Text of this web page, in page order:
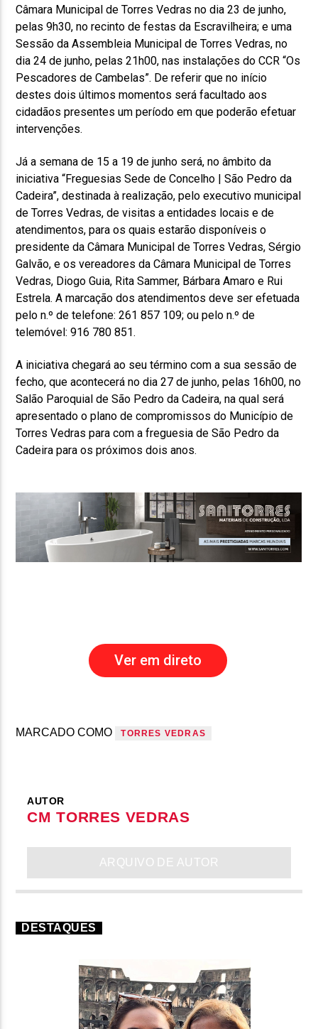
Câmara Municipal de Torres Vedras no dia 23 de junho,
pelas 9h30, no recinto de festas da Escravilheira; e uma
Sessão da Assembleia Municipal de Torres Vedras, no
dia 24 de junho, pelas 21h00, nas instalações do CCR “Os
Pescadores de Cambelas”. De referir que no início
destes dois últimos momentos será facultado aos
cidadãos presentes um período em que poderão efetuar
intervenções.
Já a semana de 15 a 19 de junho será, no âmbito da
iniciativa “Freguesias Sede de Concelho | São Pedro da
Cadeira”, destinada à realização, pelo executivo municipal
de Torres Vedras, de visitas a entidades locais e de
atendimentos, para os quais estarão disponíveis o
presidente da Câmara Municipal de Torres Vedras, Sérgio
Galvão, e os vereadores da Câmara Municipal de Torres
Vedras, Diogo Guia, Rita Sammer, Bárbara Amaro e Rui
Estrela. A marcação dos atendimentos deve ser efetuada
pelo n.º de telefone: 261 857 109; ou pelo n.º de
telemóvel: 916 780 851.
A iniciativa chegará ao seu término com a sua sessão de
fecho, que acontecerá no dia 27 de junho, pelas 16h00, no
Salão Paroquial de São Pedro da Cadeira, na qual será
apresentado o plano de compromissos do Município de
Torres Vedras para com a freguesia de São Pedro da
Cadeira para os próximos dois anos.
Ver em direto
MARCADO COMO TORRES VEDRAS
AUTOR
CM TORRES VEDRAS
ARQUIVO DE AUTOR
DESTAQUES